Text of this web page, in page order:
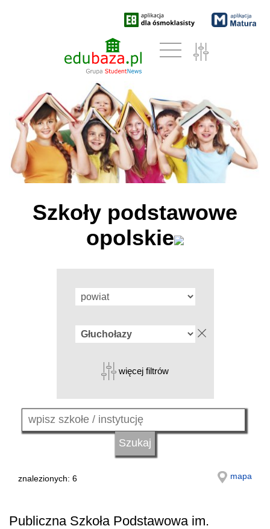
Szkoły podstawowe
opolskie
więcej filtrów
znalezionych: 6 mapa
Publiczna Szkoła Podstawowa im.